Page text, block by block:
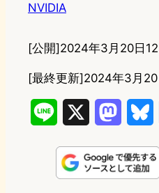
NVIDIA
[公開]2024年3月20日
[最終更新]2024年3月
n
s
u